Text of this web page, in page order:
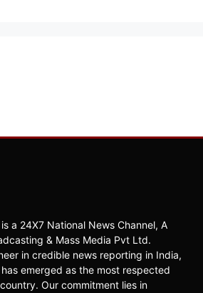
a 24X7 National News Channel, A
& Mass Media Pvt Ltd.
in credible news reporting in India,
emerged as the most respected
Our commitment lies in